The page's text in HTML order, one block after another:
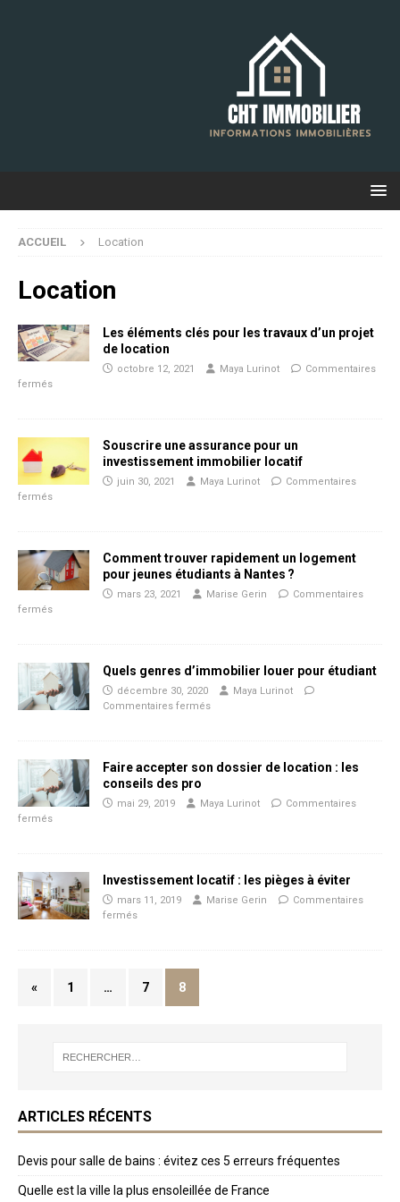
ACCUEIL Location
Location
Les éléments clés pour les travaux d’un projet
de location
octobre 12, 2021 Maya Lurinot
Commentaires
fermés
Souscrire une assurance pour un
investissement immobilier locatif
juin 30, 2021 Maya Lurinot
Commentaires
fermés
Comment trouver rapidement un logement
pour jeunes étudiants à Nantes ?
mars 23, 2021 Marise Gerin
Commentaires
fermés
Quels genres d’immobilier louer pour étudiant
décembre 30, 2020
Maya Lurinot
Commentaires fermés
Faire accepter son dossier de location : les
conseils des pro
mai 29, 2019 Maya Lurinot
Commentaires
fermés
Investissement locatif : les pièges à éviter
mars 11, 2019 Marise Gerin
Commentaires
fermés
« 1 … 7 8
ARTICLES RÉCENTS
Devis pour salle de bains : évitez ces 5 erreurs fréquentes
Quelle est la ville la plus ensoleillée de France